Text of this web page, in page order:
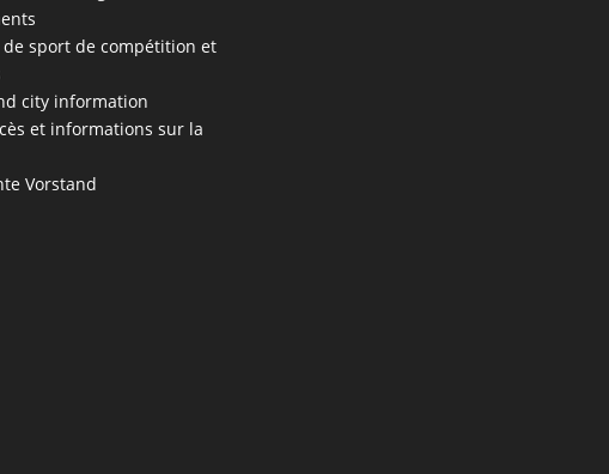
sport de compétition et
city information
et informations sur la
Vorstand